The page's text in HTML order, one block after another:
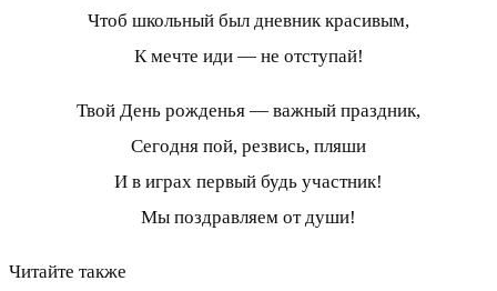
Чтоб школьный был дневник красивым,
К мечте иди — не отступай!
Твой День рожденья — важный праздник,
Сегодня пой, резвись, пляши
И в играх первый будь участник!
Мы поздравляем от души!
Читайте также